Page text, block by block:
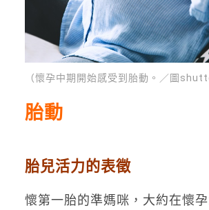
（懷孕中期開始感受到胎動。／圖
胎動
胎兒活力的表徵
懷第一胎的準媽咪，大約在懷孕